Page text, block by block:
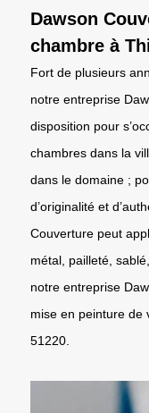
Dawson
chambre à
Fort de plusieurs
notre entreprise
disposition pour
chambres dans la
dans le domaine ;
d’originalité et
Couverture peut
métal, pailleté,
notre entreprise
mise en peinture de
51220.